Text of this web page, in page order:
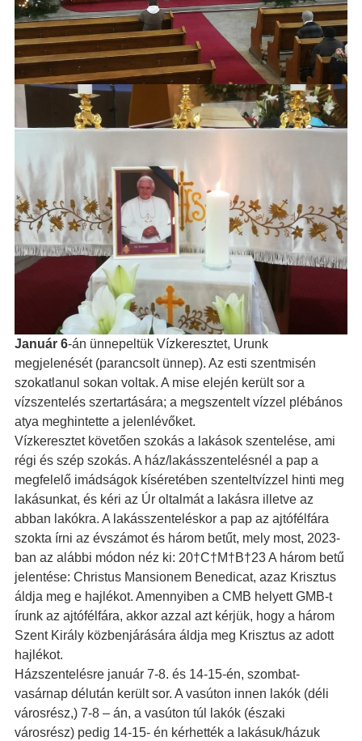
Január 6-án ünnepeltük Vízkeresztet, Urunk
megjelenését (parancsolt ünnep). Az esti szentmisén
szokatlanul sokan voltak. A mise elején került sor a
vízszentelés szertartására; a megszentelt vízzel plébános
atya meghintette a jelenlévőket.
Vízkeresztet követően szokás a lakások szentelése, ami
régi és szép szokás. A ház/lakásszentelésnél a pap a
megfelelő imádságok kíséretében szenteltvízzel hinti meg
lakásunkat, és kéri az Úr oltalmát a lakásra illetve az
abban lakókra. A lakásszenteléskor a pap az ajtófélfára
szokta írni az évszámot és három betűt, mely most, 2023-
ban az alábbi módon néz ki: 20†C†M†B†23 A három betű
jelentése: Christus Mansionem Benedicat, azaz Krisztus
áldja meg e hajlékot. Amennyiben a CMB helyett GMB-t
írunk az ajtófélfára, akkor azzal azt kérjük, hogy a három
Szent Király közbenjárására áldja meg Krisztus az adott
hajlékot.
Házszentelésre január 7-8. és 14-15-én, szombat-
vasárnap délután került sor. A vasúton innen lakók (déli
városrész,) 7-8 – án, a vasúton túl lakók (északi
városrész) pedig 14-15- én kérhették a lakásuk/házuk